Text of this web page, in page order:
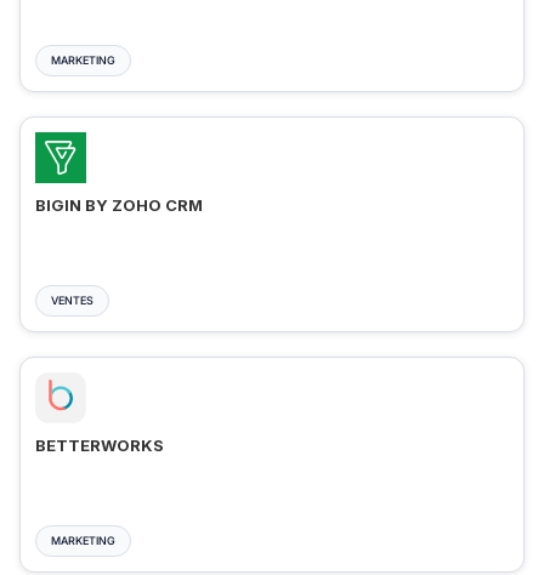
MARKETING
BIGIN BY ZOHO CRM
VENTES
BETTERWORKS
MARKETING